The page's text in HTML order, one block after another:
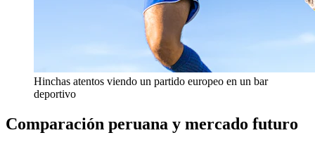
Hinchas atentos viendo un partido europeo en un bar
deportivo
Comparación peruana y mercado futuro